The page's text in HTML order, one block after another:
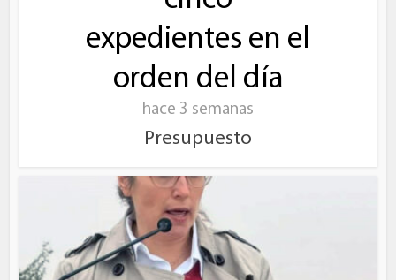
expedientes en el
orden del día
hace 3 semanas
Presupuesto